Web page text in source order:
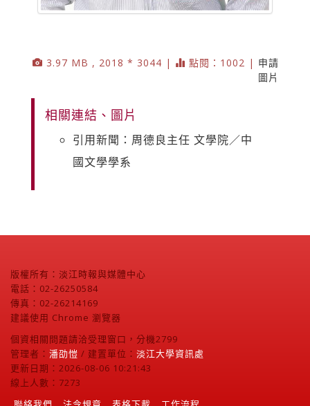
3.97 MB , 2018 * 3044 | 點閱：1002 | 申請
圖片
相關連結、圖片
引用新聞：周德良主任 文學院／中
國文學學系
版權所有：淡江時報與媒體中心
電話：02-26250584
傳真：02-26214169
建議使用 Chrome 瀏覽器
個資相關問題請洽受理窗口，分機2799
管理者： 潘劭愷 / 建置單位： 淡江大學資訊處
更新日期：2026-08-06 10:21:43
線上人數：7273